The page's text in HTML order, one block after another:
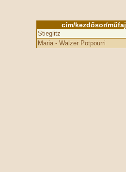
cím/kezdősor/műfaj
Stieglitz
Maria - Walzer Potpourri